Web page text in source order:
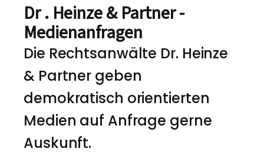
Dr . Heinze & Partner -
Medienanfragen
Die Rechtsanwälte Dr. Heinze
& Partner geben
demokratisch orientierten
Medien auf Anfrage gerne
Auskunft.